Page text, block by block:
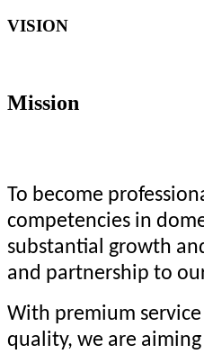
VISION
Mission
To become
competencies in
substantial growth
and partnership to
With premium
quality, we are